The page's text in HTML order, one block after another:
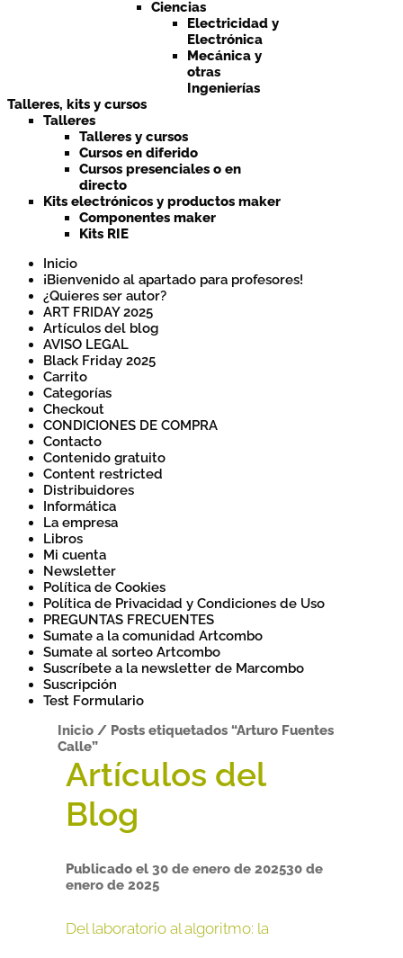
Ciencias
Electricidad y
Electrónica
Mecánica y
otras
Ingenierías
Talleres, kits y cursos
Talleres
Talleres y cursos
Cursos en diferido
Cursos presenciales o en
directo
Kits electrónicos y productos maker
Componentes maker
Kits RIE
Inicio
¡Bienvenido al apartado para profesores!
¿Quieres ser autor?
ART FRIDAY 2025
Artículos del blog
AVISO LEGAL
Black Friday 2025
Carrito
Categorías
Checkout
CONDICIONES DE COMPRA
Contacto
Contenido gratuito
Content restricted
Distribuidores
Informática
La empresa
Libros
Mi cuenta
Newsletter
Política de Cookies
Política de Privacidad y Condiciones de Uso
PREGUNTAS FRECUENTES
Sumate a la comunidad Artcombo
Sumate al sorteo Artcombo
Suscríbete a la newsletter de Marcombo
Suscripción
Test Formulario
Inicio / Posts etiquetados “Arturo Fuentes
Calle”
Publicado el 30 de enero de 202530 de
enero de 2025
Del laboratorio al algoritmo: la